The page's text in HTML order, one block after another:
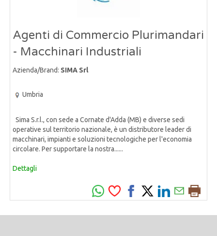
Agenti di Commercio Plurimandari
- Macchinari Industriali
Azienda/Brand: SIMA Srl
Umbria
Sima S.r.l., con sede a Cornate d'Adda (MB) e diverse sedi
operative sul territorio nazionale, è un distributore leader di
macchinari, impianti e soluzioni tecnologiche per l'economia
circolare. Per supportare la nostra......
Dettagli